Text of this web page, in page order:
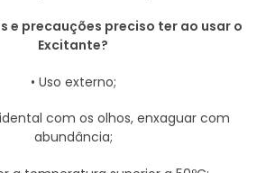
e precauções preciso ter ao usar o
Excitante?
• Uso externo;
com os olhos, enxaguar com
abundância;